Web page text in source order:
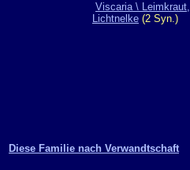
Viscaria \ Leimkraut,
Lichtnelke (2 Syn.)
Diese Familie nach Verwandtschaft